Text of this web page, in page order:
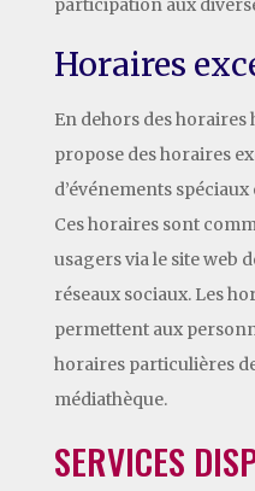
participation aux
Horaires
En dehors des horaires
propose des horaires
d’événements
Ces horaires sont
usagers via le site web
réseaux sociaux. Les
permettent aux
horaires particulières
médiathèque.
SERVICES